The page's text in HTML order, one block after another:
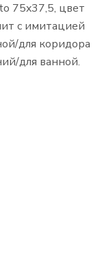
75x37,5, цвет
с имитацией
для коридора
для ванной.